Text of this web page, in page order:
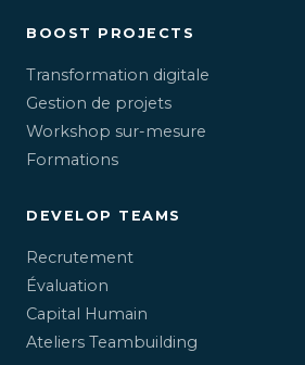
BOOST PROJECTS
Transformation digitale
Gestion de projets
Workshop sur-mesure
Formations
DEVELOP TEAMS
Recrutement
Évaluation
Capital Humain
Ateliers Teambuilding